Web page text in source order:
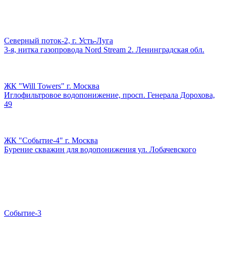
Северный поток-2, г. Усть-Луга
3-я, нитка газопровода Nord Stream 2. Ленинградская обл.
ЖК "Will Towers" г. Москва
Иглофильтровое водопонижение, просп. Генерала Дорохова,
49
ЖК "Событие-4" г. Москва
Бурение скважин для водопонижения ул. Лобачевского
Событие-3